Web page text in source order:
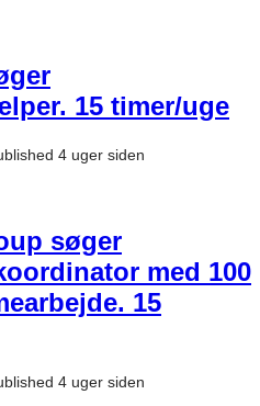
15 timer/uge
4 uger siden
søger
med 100
15
4 uger siden